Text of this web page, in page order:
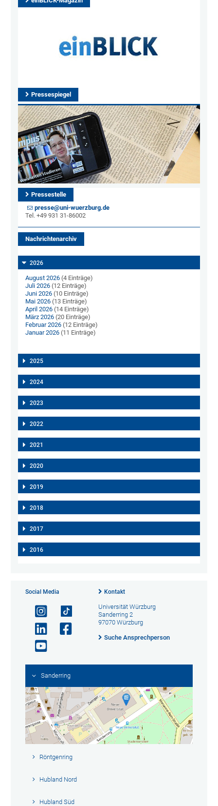
Pressespiegel
Pressestelle
presse@uni-wuerzburg.de
Tel. +49 931 31-86002
Nachrichtenarchiv
2026
August 2026 (4 Einträge)
Juli 2026 (12 Einträge)
Juni 2026 (10 Einträge)
Mai 2026 (13 Einträge)
April 2026 (14 Einträge)
März 2026 (20 Einträge)
Februar 2026 (12 Einträge)
Januar 2026 (11 Einträge)
2025
2024
2023
2022
2021
2020
2019
2018
2017
2016
Social Media Kontakt
Universität Würzburg
Sanderring 2
97070 Würzburg
Suche Ansprechperson
Sanderring
Röntgenring
Hubland Nord
Hubland Süd